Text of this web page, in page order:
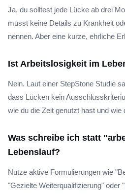
Ja, du solltest jede Lücke ab drei
musst keine Details zu Krankheit
nennen. Aber eine kurze, ehrliche
Ist Arbeitslosigkeit im
Nein. Laut einer StepStone Studie
dass Lücken kein
wie du die Zeit genutzt hast und wie
Was schreibe ich statt
Lebenslauf?
Nutze aktive Formulierungen wie
"Gezielte Weiterqualifizierung" oder